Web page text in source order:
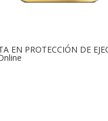
EN PROTECCIÓN DE